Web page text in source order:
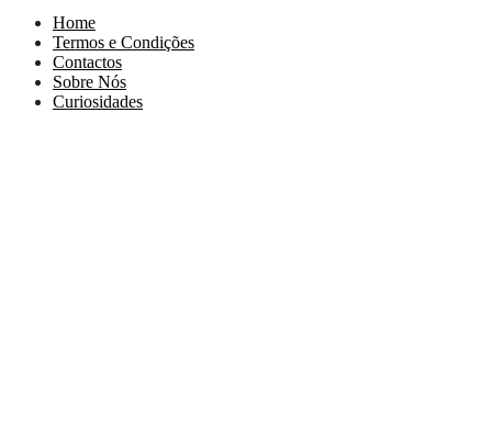
Home
Termos e Condições
Contactos
Sobre Nós
Curiosidades